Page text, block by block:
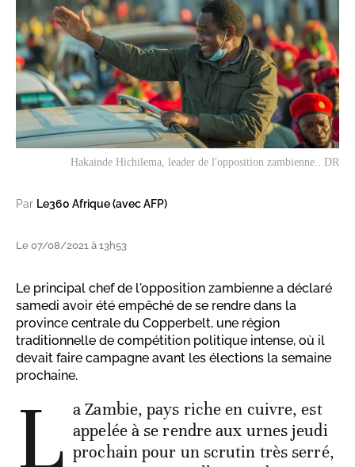
Hakainde Hichilema, leader de l'opposition zambienne.. DR
Par Le360 Afrique (avec AFP)
Le 07/08/2021 à 13h53
Le principal chef de l'opposition zambienne a déclaré
samedi avoir été empêché de se rendre dans la
province centrale du Copperbelt, une région
traditionnelle de compétition politique intense, où il
devait faire campagne avant les élections la semaine
prochaine.
L a Zambie, pays riche en cuivre, est
appelée à se rendre aux urnes jeudi
prochain pour un scrutin très serré,